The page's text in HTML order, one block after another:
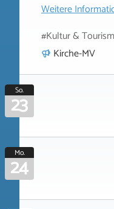
Weitere
#Kultur &
Kirche-MV
So.
23
Mo.
24